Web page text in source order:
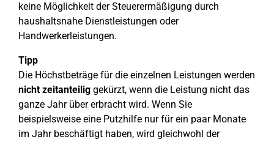
keine Möglichkeit der Steuerermäßigung durch
haushaltsnahe Dienstleistungen oder
Handwerkerleistungen.
Tipp
Die Höchstbeträge für die einzelnen Leistungen werden
nicht zeitanteilig gekürzt, wenn die Leistung nicht das
ganze Jahr über erbracht wird. Wenn Sie
beispielsweise eine Putzhilfe nur für ein paar Monate
im Jahr beschäftigt haben, wird gleichwohl der